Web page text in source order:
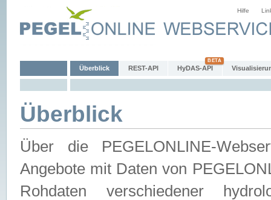
Hilfe
Überblick REST-API HyDAS-API
Überblick
Über die PEGELONLINE-
Angebote mit Daten von
Rohdaten verschiedener